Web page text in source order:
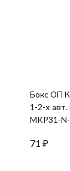
Бокс ОП
1-2-х
MKP31-
71 ₽